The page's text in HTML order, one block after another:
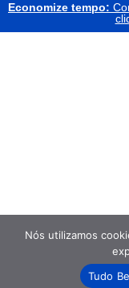
Economize tempo:
Nós utilizamos
Tudo